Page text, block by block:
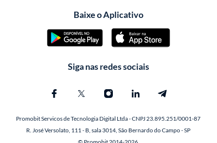
Baixe o Aplicativo
Siga nas redes sociais
Promobit Servicos de Tecnologia Digital Ltda - CNPJ 23.895.251/0001-87
R. José Versolato, 111 - B, sala 3014, São Bernardo do Campo - SP